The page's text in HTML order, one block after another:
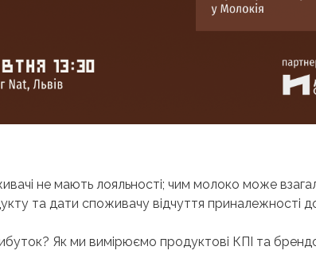
не мають лояльності; чим молоко може
та дати споживачу відчуття приналежності
Як ми вимірюємо продуктові КПІ та